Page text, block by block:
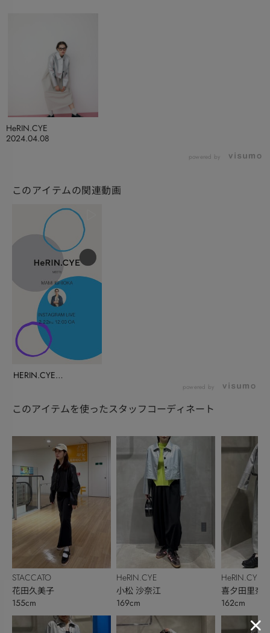
2024.04.08
HeRIN.CYE
powered by
このアイテムの関連動画
HERIN.CYE
powered by
このアイテムを使ったスタッフコーディネート
STACCATO
花田久美子
155cm
HeRIN.CYE
小松 沙奈江
169cm
HeRIN.CYE
喜夕田里奈
ベ秋】
162cm